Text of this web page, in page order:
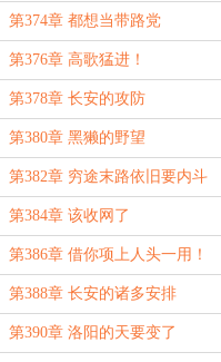
第374章 都想当带路党
第376章 高歌猛进！
第378章 长安的攻防
第380章 黑獭的野望
第382章 穷途末路依旧要内斗
第384章 该收网了
第386章 借你项上人头一用！
第388章 长安的诸多安排
第390章 洛阳的天要变了